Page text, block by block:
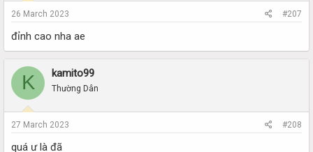
26 March 2023 #207
đỉnh cao nha ae
K kamito99
Thường Dân
27 March 2023 #208
quá ư là đã